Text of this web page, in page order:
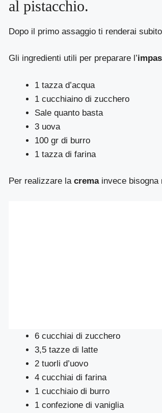
al pistacchio.
Dopo il primo assaggio ti renderai
Gli ingredienti utili per preparare l’
1 tazza d’acqua
1 cucchiaino di zucchero
Sale quanto basta
3 uova
100 gr di burro
1 tazza di farina
Per realizzare lacremainvece bisogna
6 cucchiai di zucchero
3,5 tazze di latte
2 tuorli d’uovo
4 cucchiai di farina
1 cucchiaio di burro
1 confezione di vaniglia